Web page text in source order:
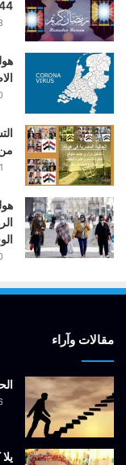
2023/
مقالات وآراء